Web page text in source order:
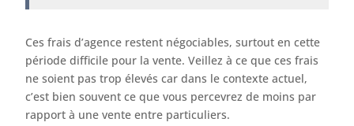
Ces frais d’agence restent négociables, surtout en cette
période difficile pour la vente. Veillez à ce que ces frais
ne soient pas trop élevés car dans le contexte actuel,
c’est bien souvent ce que vous percevrez de moins par
rapport à une vente entre particuliers.